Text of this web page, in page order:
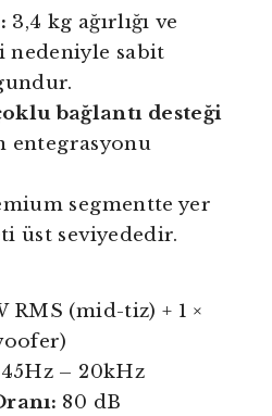
3,4 kg ağırlığı ve
nedeniyle sabit
bağlantı desteği
entegrasyonu
segmentte yer
üst seviyededir.
RMS (mid-tiz) + 1 ×
45Hz – 20kHz
80 dB